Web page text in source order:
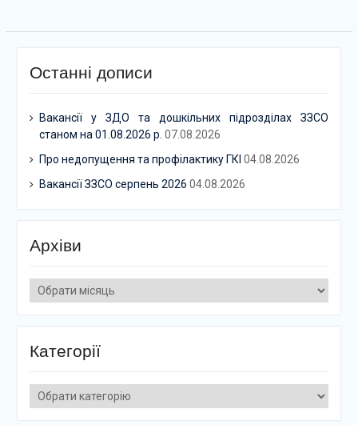
Останні дописи
Вакансії у ЗДО та дошкільних підрозділах ЗЗСО
станом на 01.08.2026 р. 07.08.2026
Про недопущення та профілактику ГКІ 04.08.2026
Вакансії ЗЗСО серпень 2026 04.08.2026
Архіви
Архіви
Категорії
Категорії